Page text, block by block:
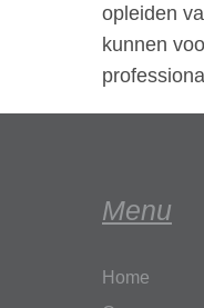
opleiden
kunnen
Menu
Home